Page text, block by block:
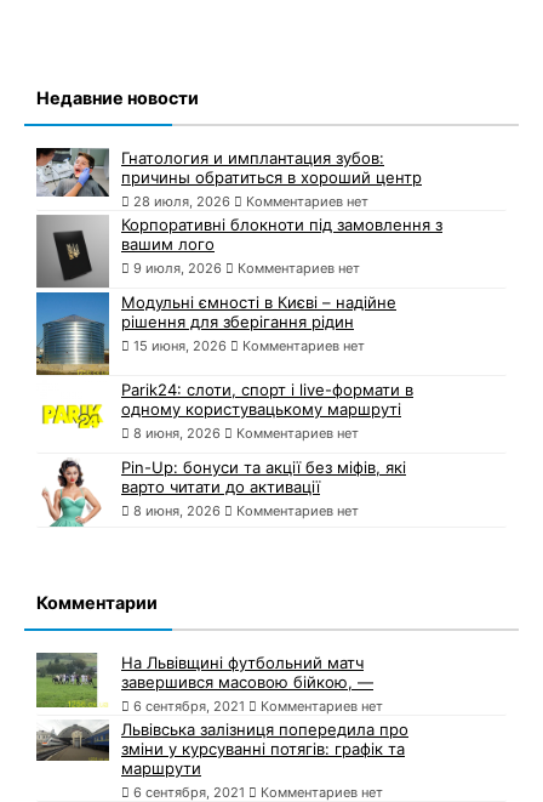
Недавние новости
Гнатология и имплантация зубов:
причины обратиться в хороший центр
28 июля, 2026 Комментариев нет
Корпоративні блокноти під замовлення з
вашим лого
9 июля, 2026 Комментариев нет
Модульні ємності в Києві – надійне
рішення для зберігання рідин
15 июня, 2026 Комментариев нет
Parik24: слоти, спорт і live-формати в
одному користувацькому маршруті
8 июня, 2026 Комментариев нет
Pin-Up: бонуси та акції без міфів, які
варто читати до активації
8 июня, 2026 Комментариев нет
Комментарии
На Львівщині футбольний матч
завершився масовою бійкою, —
6 сентября, 2021 Комментариев нет
Львівська залізниця попередила про
зміни у курсуванні потягів: графік та
маршрути
6 сентября, 2021 Комментариев нет